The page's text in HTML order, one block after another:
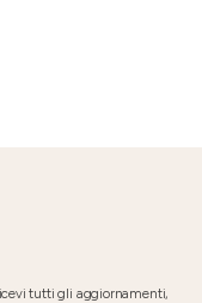
tutti gli aggiornamenti,